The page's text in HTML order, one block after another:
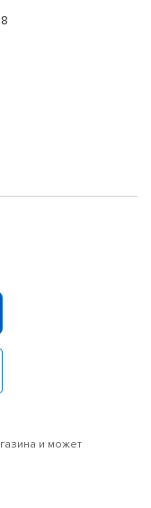
и может